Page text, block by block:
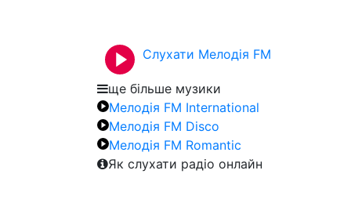
Слухати Мелодія FM
ще більше музики
Мелодія FM International
Мелодія FM Disco
Мелодія FM Romantic
Як слухати радіо онлайн